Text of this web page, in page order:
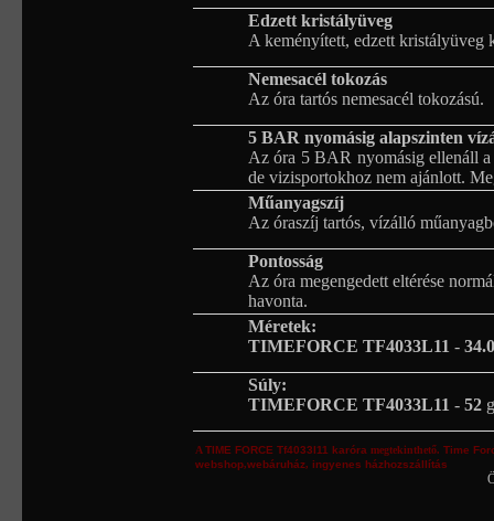
Edzett kristályüveg
A keményített, edzett kristályüveg
Nemesacél tokozás
Az óra tartós nemesacél tokozású.
5 BAR nyomásig alapszinten
Az óra 5 BAR nyomásig ellenáll
de vizisportokhoz nem ajánlott.
Műanyagszíj
Az óraszíj tartós, vízálló
Pontosság
Az óra megengedett eltérése
havonta.
Méretek:
TIMEFORCE TF4033L11 - 34.0
Súly:
TIMEFORCE TF4033L11 - 52
ATIME FORCE Tf4033l11 karóra megtekinthető.Time
webshop,webáruház,ingyenes házhozszállítás